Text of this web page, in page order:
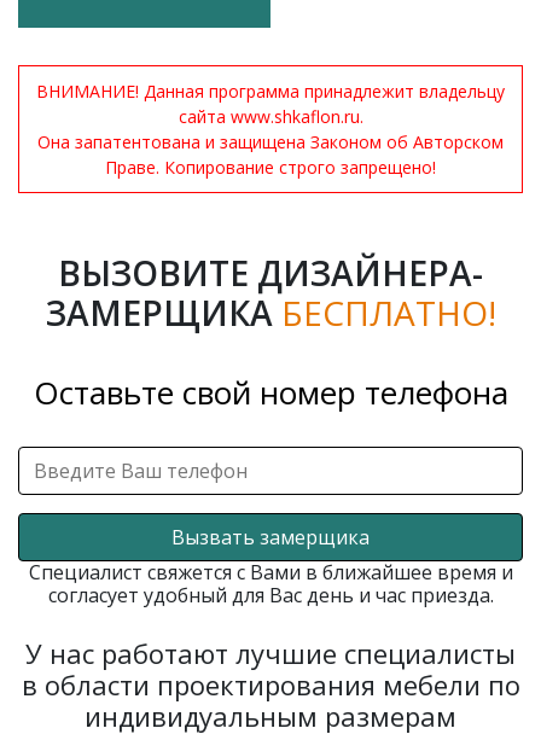
ВНИМАНИЕ! Данная программа принадлежит владельцу
сайта www.shkaflon.ru.
Она запатентована и защищена Законом об Авторском
Праве. Копирование строго запрещено!
ВЫЗОВИТЕ ДИЗАЙНЕРА-
ЗАМЕРЩИКА БЕСПЛАТНО!
Оставьте свой номер телефона
Вызвать замерщика
Специалист свяжется с Вами в ближайшее время и
согласует удобный для Вас день и час приезда.
У нас работают лучшие специалисты
в области проектирования мебели по
индивидуальным размерам